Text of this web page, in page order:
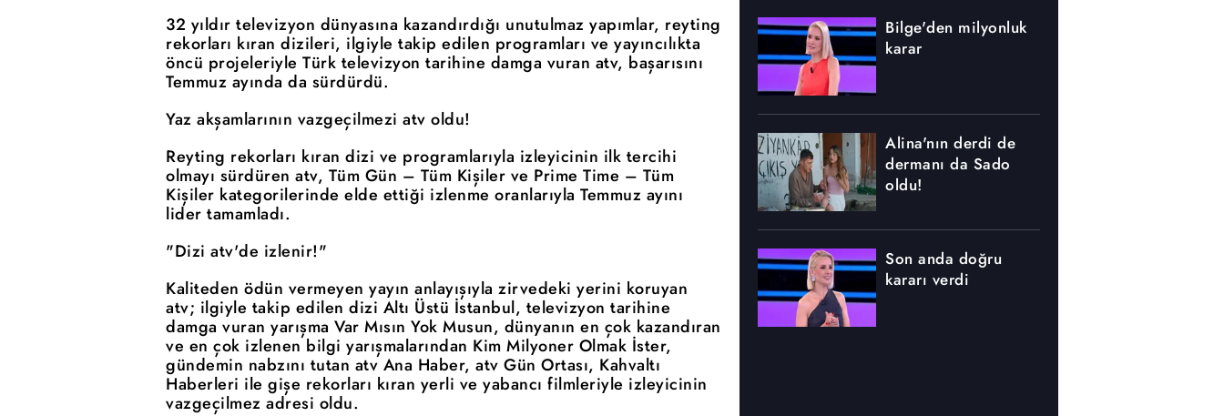
32 yıldır televizyon dünyasına kazandırdığı unutulmaz yapımlar, reyting
rekorları kıran dizileri, ilgiyle takip edilen programları ve yayıncılıkta
öncü projeleriyle Türk televizyon tarihine damga vuran atv, başarısını
Temmuz ayında da sürdürdü.
Yaz akşamlarının vazgeçilmezi atv oldu!
Reyting rekorları kıran dizi ve programlarıyla izleyicinin ilk tercihi
olmayı sürdüren atv, Tüm Gün – Tüm Kişiler ve Prime Time – Tüm
Kişiler kategorilerinde elde ettiği izlenme oranlarıyla Temmuz ayını
lider tamamladı.
"Dizi atv'de izlenir!"
Kaliteden ödün vermeyen yayın anlayışıyla zirvedeki yerini koruyan
atv; ilgiyle takip edilen dizi Altı Üstü İstanbul, televizyon tarihine
damga vuran yarışma Var Mısın Yok Musun, dünyanın en çok kazandıran
ve en çok izlenen bilgi yarışmalarından Kim Milyoner Olmak İster,
gündemin nabzını tutan atv Ana Haber, atv Gün Ortası, Kahvaltı
Haberleri ile gişe rekorları kıran yerli ve yabancı filmleriyle izleyicinin
vazgeçilmez adresi oldu.
Bilge'den milyonluk
karar
Alina'nın derdi de
dermanı da Sado
oldu!
Son anda doğru
kararı verdi